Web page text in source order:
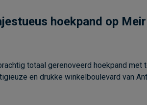
hoekpand op
totaal gerenoveerd hoekpand
en drukke winkelboulevard van